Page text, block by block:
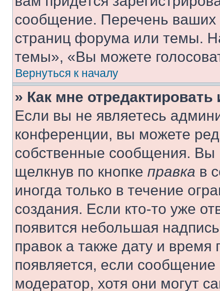
сообщение. Перечень ваших
страниц форума или темы.
темы», «Вы можете
Вернуться к началу
» Как мне
Если вы не являетесь
конференции, вы можете
собственные сообщения. Вы
щелкнув по кнопке правка в
иногда только в течение
создания. Если кто-то уже
появится небольшая
правок а также дату и
появляется, если
модератор, хотя они могут